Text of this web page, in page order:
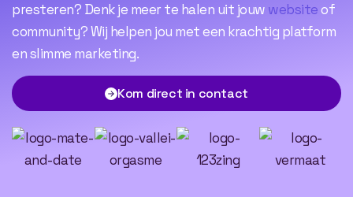
presteren? Denk je meer te halen uit jouw websiteof
community? Wij helpen jou met een krachtig platform
en slimme marketing.
Kom direct in contact